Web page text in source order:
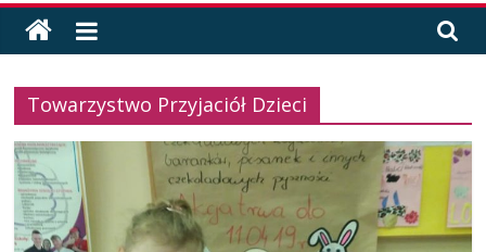
Towarzystwo Przyjaciół Dzieci